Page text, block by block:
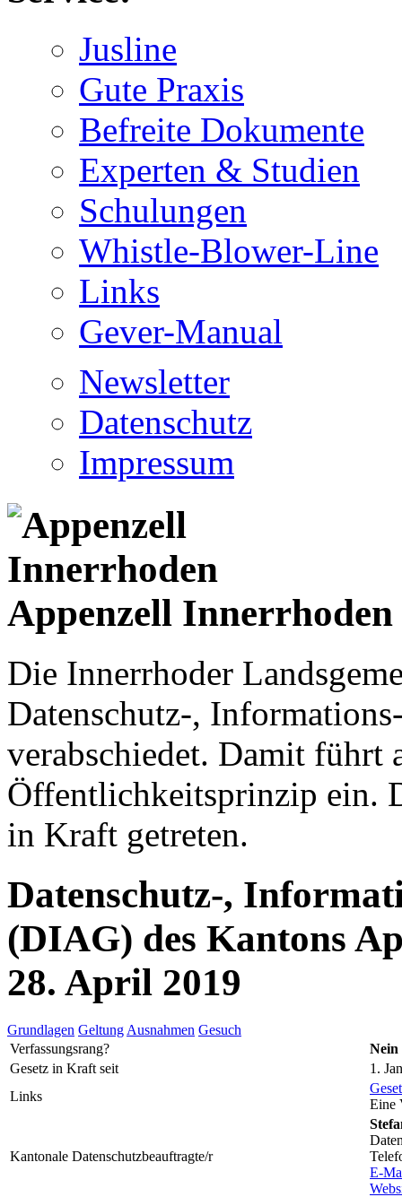
Jusline
Gute Praxis
Befreite Dokumente
Experten & Studien
Schulungen
Whistle-Blower-Line
Links
Gever-Manual
Newsletter
Datenschutz
Impressum
Appenzell Innerrhoden
Die Innerrhoder
Datenschutz-,
verabschiedet. Damit führt
Öffentlichkeitsprinzip ein.
in Kraft getreten.
Datenschutz-,
(DIAG) des Kantons
28. April 2019
Grundlagen Geltung Ausnahmen Gesuch
Verfassungsrang?
Nein
Gesetz in Kraft seit
1.
Links
Eine
Kantonale Datenschutzbeauftragte/r
E-